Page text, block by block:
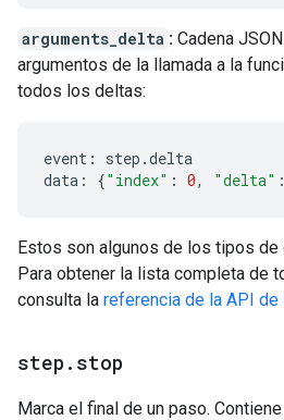
arguments_delta : Cadena
argumentos de la llamada a la
todos los deltas:
event : step .delta
data : {"index" : 0, "delta" :
Estos son algunos de los tipos de
Para obtener la lista completa de
consulta la referencia de la API de
step . stop
Marca el final de un paso.